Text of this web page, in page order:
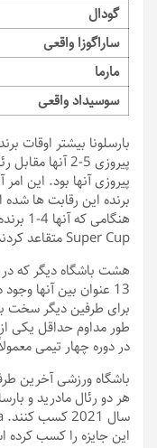
گودال
ساراگوزا واقعی
مارما
سوسیداد واقعی
Super Cup متقاعد کردند.
هشت باشگاه دیگر که
13 عنوان بین آنها
برای طرفین دیگر سخت
طور مداوم حداقل یکی
در دوره چهار تیمی
باشگاه ورزشی آخرین
هر دو رئال مادرید و
این جایزه را کسب کرده است ،